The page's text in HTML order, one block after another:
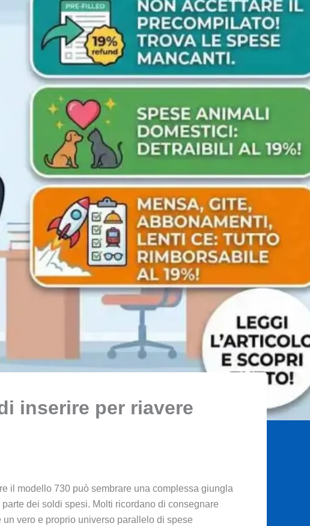
inserire per riavere
il modello 730 può sembrare una complessa giungla
dei soldi spesi. Molti ricordano di consegnare
vero e proprio universo parallelo di spese